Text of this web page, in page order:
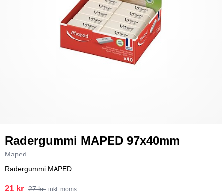
Radergummi MAPED 97x40mm
Maped
Radergummi MAPED
21 kr 27 kr inkl. moms